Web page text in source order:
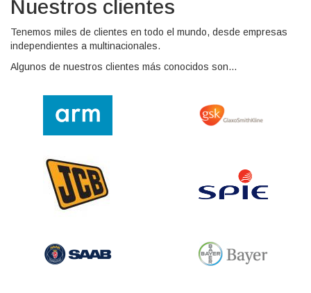
Nuestros clientes
Tenemos miles de clientes en todo el mundo, desde empresas
independientes a multinacionales.
Algunos de nuestros clientes más conocidos son…